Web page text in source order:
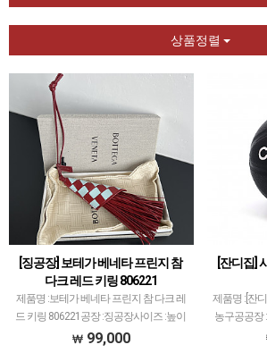
상품정렬
[징공장] 보테가 베네타 프린지 참
다크 레드 키링 806221
제품명 :보테가 베네타 프린지 참 다크 레
드 키링 806221공장 :징공장사이즈 :높이
8cm X 폭2cm색상 :다크 레드소재 :송아지
99,000
[잔디집]
제품명 :[잔
농구공공장
랜드 의류